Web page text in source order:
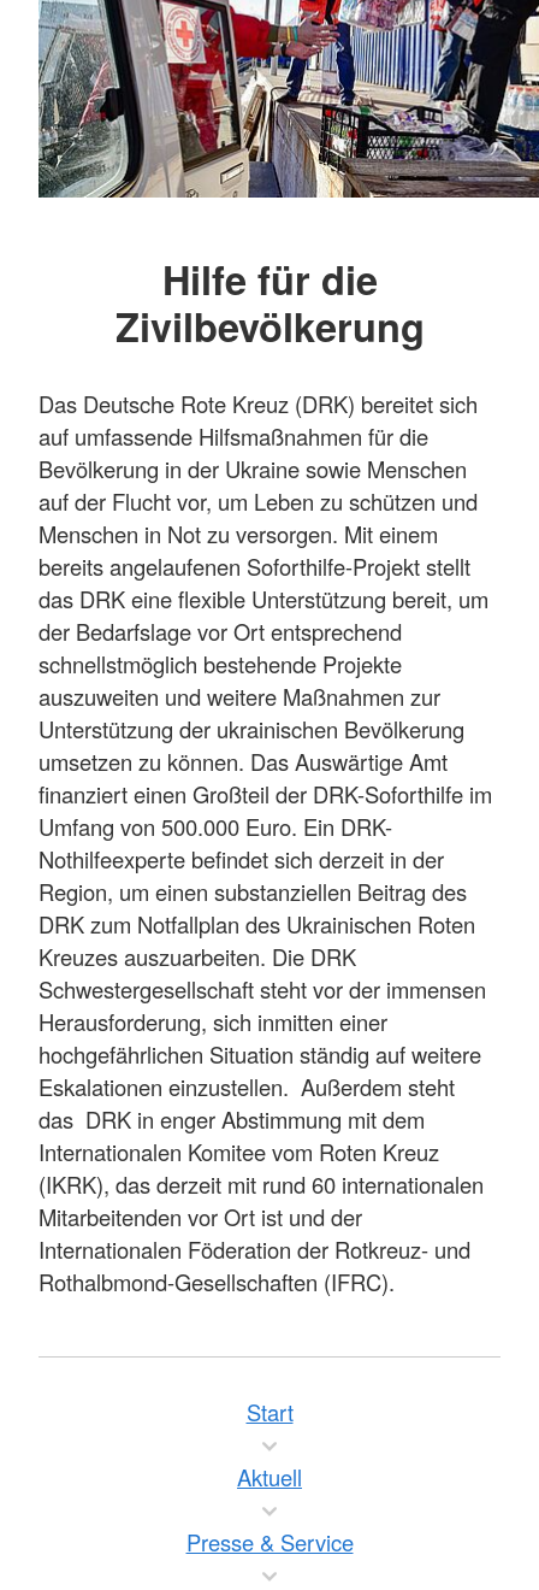
Hilfe für die
Zivilbevölkerung
Das Deutsche Rote Kreuz (DRK) bereitet sich
auf umfassende Hilfsmaßnahmen für die
Bevölkerung in der Ukraine sowie Menschen
auf der Flucht vor, um Leben zu schützen und
Menschen in Not zu versorgen. Mit einem
bereits angelaufenen Soforthilfe-Projekt stellt
das DRK eine flexible Unterstützung bereit, um
der Bedarfslage vor Ort entsprechend
schnellstmöglich bestehende Projekte
auszuweiten und weitere Maßnahmen zur
Unterstützung der ukrainischen Bevölkerung
umsetzen zu können. Das Auswärtige Amt
finanziert einen Großteil der DRK-Soforthilfe im
Umfang von 500.000 Euro. Ein DRK-
Nothilfeexperte befindet sich derzeit in der
Region, um einen substanziellen Beitrag des
DRK zum Notfallplan des Ukrainischen Roten
Kreuzes auszuarbeiten. Die DRK
Schwestergesellschaft steht vor der immensen
Herausforderung, sich inmitten einer
hochgefährlichen Situation ständig auf weitere
Eskalationen einzustellen. Außerdem steht
das DRK in enger Abstimmung mit dem
Internationalen Komitee vom Roten Kreuz
(IKRK), das derzeit mit rund 60 internationalen
Mitarbeitenden vor Ort ist und der
Internationalen Föderation der Rotkreuz- und
Rothalbmond-Gesellschaften (IFRC).
Start
Aktuell
Presse & Service